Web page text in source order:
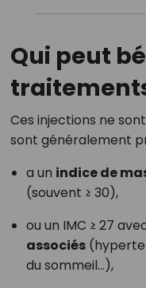
Qui peut
Ces injections ne sont
sont généralement
a un indice de
(souvent ≥ 30),
ou un IMC ≥ 27
associés
du sommeil…),